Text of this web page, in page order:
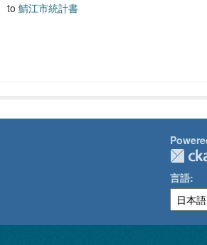
to 鯖江市統計書
言語